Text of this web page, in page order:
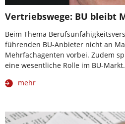
Vertriebswege: BU bleibt
Beim Thema
führenden BU-Anbieter nicht an
Mehrfachagenten vorbei. Zudem
eine wesentliche Rolle im BU-Markt.
mehr